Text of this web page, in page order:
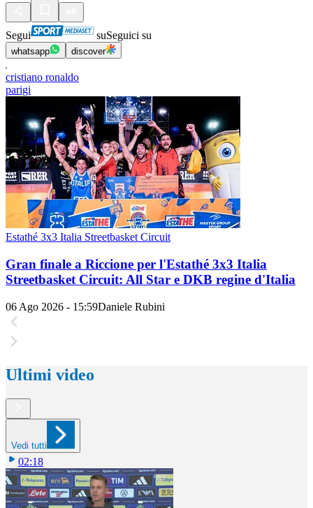
Segui suSeguici su
whatsapp discover
cristiano ronaldo
parigi
Estathé 3x3 Italia Streetbasket Circuit
Gran finale a Riccione per l'Estathé 3x3 Italia
Streetbasket Circuit: All Star e DKB regine d'Italia
06 Ago 2026 - 15:59Daniele Rubini
Ultimi video
Vedi tutti
02:18